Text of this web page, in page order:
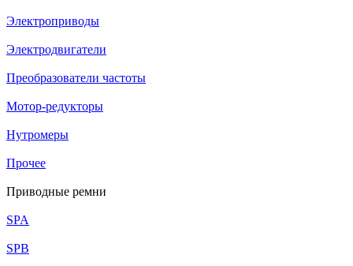
Электроприводы
Электродвигатели
Преобразователи частоты
Мотор-редукторы
Нутромеры
Прочее
Приводные ремни
SPA
SPB